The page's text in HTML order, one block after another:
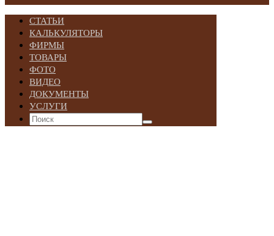
СТАТЬИ
КАЛЬКУЛЯТОРЫ
ФИРМЫ
ТОВАРЫ
ФОТО
ВИДЕО
ДОКУМЕНТЫ
УСЛУГИ